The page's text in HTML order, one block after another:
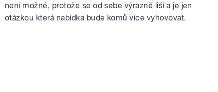
není možné, protože se od sebe výrazně liší a je jen
otázkou která nabídka bude komů více vyhovovat.